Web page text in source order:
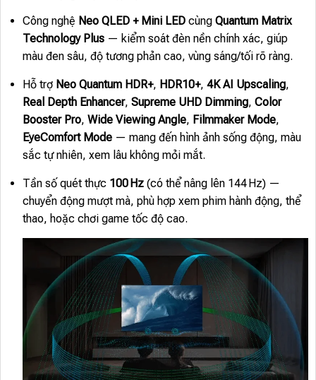
Công nghệ Neo QLED + Mini LEDcùng Quantum Matrix
Technology Plus— kiểm soát đèn nền chính xác, giúp
màu đen sâu, độ tương phản cao, vùng sáng/tối rõ ràng.
Hỗ trợ Neo Quantum HDR+, HDR10+, 4K AI Upscaling,
Real Depth Enhancer, Supreme UHD Dimming, Color
Booster Pro, Wide Viewing Angle, Filmmaker Mode,
EyeComfort Mode— mang đến hình ảnh sống động, màu
sắc tự nhiên, xem lâu không mỏi mắt.
Tần số quét thực 100 Hz(có thể nâng lên 144 Hz) —
chuyển động mượt mà, phù hợp xem phim hành động, thể
thao, hoặc chơi game tốc độ cao.